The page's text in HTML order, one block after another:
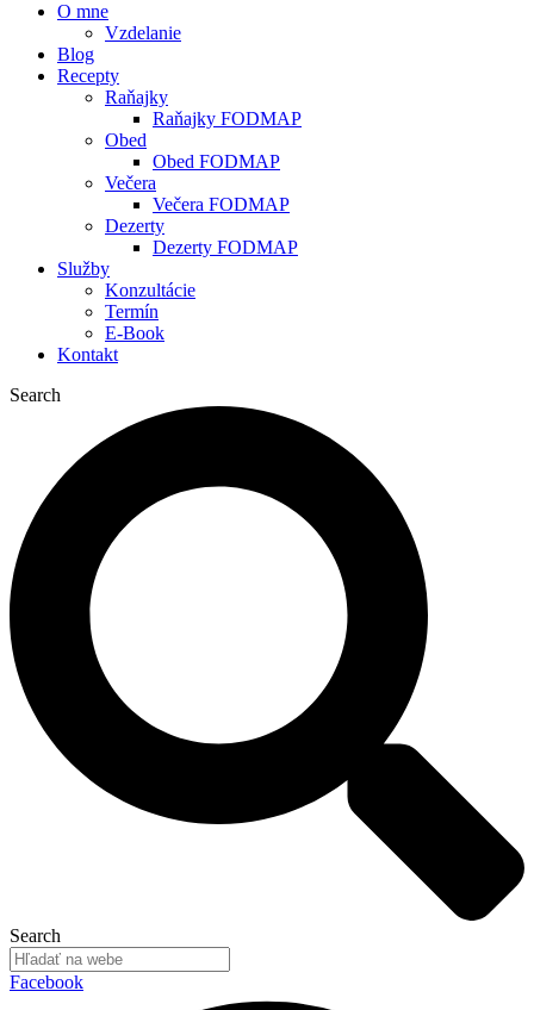
O mne
Vzdelanie
Blog
Recepty
Raňajky
Raňajky FODMAP
Obed
Obed FODMAP
Večera
Večera FODMAP
Dezerty
Dezerty FODMAP
Služby
Konzultácie
Termín
E-Book
Kontakt
Search
Search
Facebook